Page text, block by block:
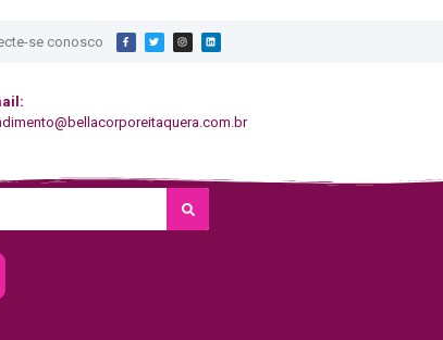
se conosco